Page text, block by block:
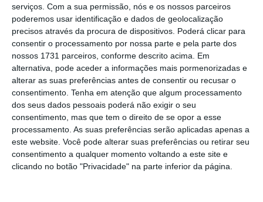
serviços. Com a sua permissão, nós e os nossos parceiros
poderemos usar identificação e dados de geolocalização
precisos através da procura de dispositivos. Poderá clicar para
consentir o processamento por nossa parte e pela parte dos
nossos 1731 parceiros, conforme descrito acima. Em
alternativa, pode aceder a informações mais pormenorizadas e
alterar as suas preferências antes de consentir ou recusar o
consentimento. Tenha em atenção que algum processamento
dos seus dados pessoais poderá não exigir o seu
consentimento, mas que tem o direito de se opor a esse
processamento. As suas preferências serão aplicadas apenas a
este website. Você pode alterar suas preferências ou retirar seu
consentimento a qualquer momento voltando a este site e
clicando no botão "Privacidade" na parte inferior da página.
valorizados pelos trabalhadores, que não
querem perder a flexibilidade adquirida
durante a pandemia. As organizações devem
ir ao encontro destas suas preferências, e
apostar em modelos que promovam a
flexibilidade de horários e de locais de
trabalho, mas também outros incentivos que
incentivem a autonomia e a conciliação entre
trabalho e vida pessoal. Só assim poderão
desenvolver uma proposta de valor única que
as torne mais competitivas no atual contexto